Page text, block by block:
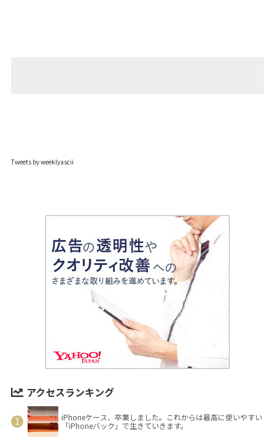
Tweets by weeklyascii
アクセスランキング
iPhoneケース、卒業しました。これからは最高に使いやすい
「iPhoneバック」で生きていきます。